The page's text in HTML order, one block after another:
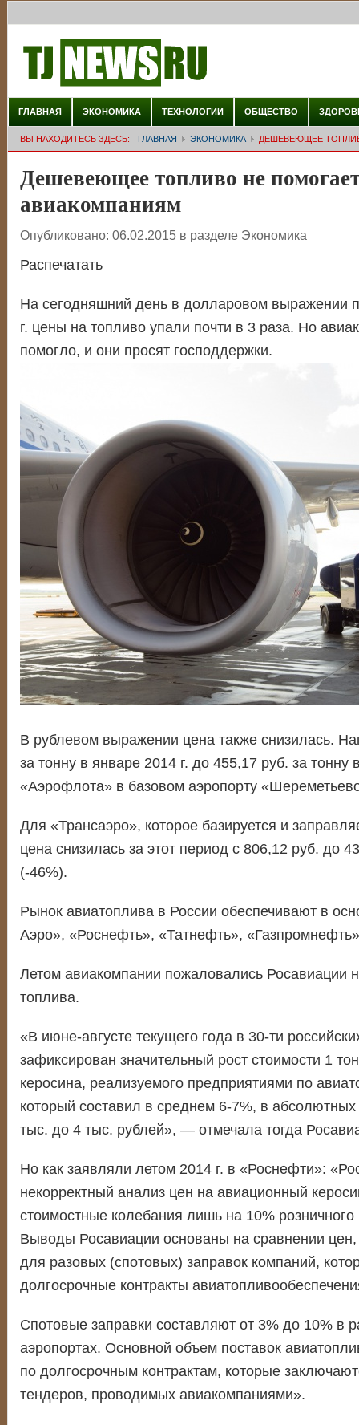
ГЛАВНАЯ ЭКОНОМИКА ТЕХНОЛОГИИ ОБЩЕСТВО
ВЫ НАХОДИТЕСЬ ЗДЕСЬ: ГЛАВНАЯ ЭКОНОМИКА ДЕШЕВЕЮЩЕЕ
Дешевеющее топливо не
авиакомпаниям
Опубликовано: 06.02.2015 в разделе Экономика
Распечатать
На сегодняшний день в долларовом выражении
г. цены на топливо упали почти в 3 раза. Но
помогло, и они просят господдержки.
В рублевом выражении цена также снизилась.
за тонну в январе 2014 г. до 455,17 руб. за тонну
«Аэрофлота» в базовом аэропорту
Для «Трансаэро», которое базируется и
цена снизилась за этот период с 806,12 руб. до
(-46%).
Рынок авиатоплива в России обеспечивают в
Аэро», «Роснефть», «Татнефть»,
Летом авиакомпании пожаловались Росавиации
топлива.
«В июне-августе текущего года в 30-ти
зафиксирован значительный рост стоимости 1
керосина, реализуемого предприятиями по
который составил в среднем 6-7%, в
тыс. до 4 тыс. рублей», — отмечала тогда
Но как заявляли летом 2014 г. в «Роснефти»:
некорректный анализ цен на авиационный
стоимостные колебания лишь на 10%
Выводы Росавиации основаны на сравнении
для разовых (спотовых) заправок компаний,
долгосрочные контракты
Спотовые заправки составляют от 3% до 10% в
аэропортах. Основной объем поставок
по долгосрочным контрактам, которые
тендеров, проводимых авиакомпаниями».